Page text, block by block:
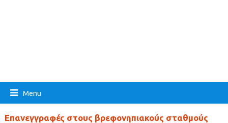
Menu
Επανεγγραφές στους βρεφονηπιακούς σταθμούς